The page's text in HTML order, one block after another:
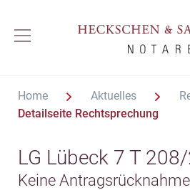
Home Aktuelles
Detailseite Rechtsprechung
LG Lübeck 7 T
Keine